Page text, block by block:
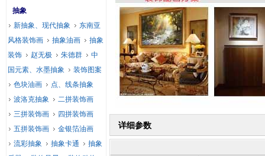
详细参数
抽象
新抽象、现代抽象
东南亚
风格装饰画
抽象油画
抽象
装饰
赵无极 朱德群
中
国元素、水墨抽象
装饰图案
色块油画
点、线条抽象
波洛克抽象
二拼装饰画
三拼装饰画
四拼装饰画
五拼装饰画
金银箔油画
流彩抽象
抽象卡通
抽象